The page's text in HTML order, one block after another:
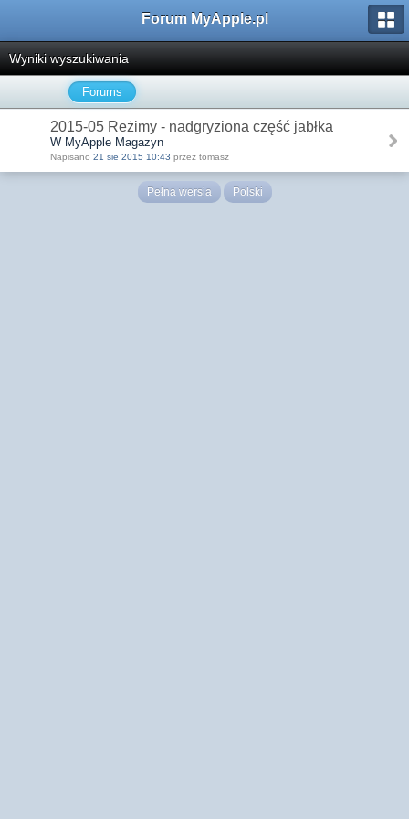
Forum MyApple.pl
Wyniki wyszukiwania
Forums
2015-05 Reżimy - nadgryziona część jabłka
W MyApple Magazyn
Napisano 21 sie 2015 10:43 przez tomasz
Pełna wersja Polski